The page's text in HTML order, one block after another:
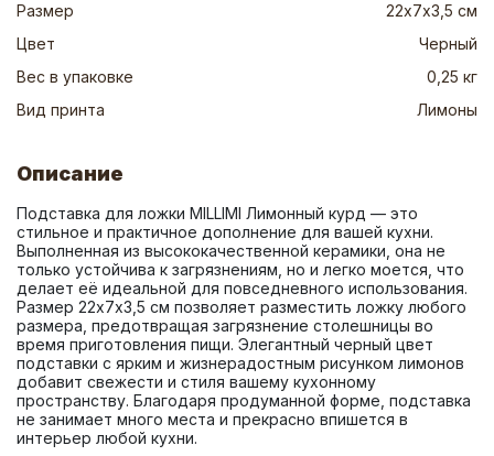
Размер
22х7х3,5 см
Цвет
Черный
Вес в упаковке
0,25 кг
Вид принта
Лимоны
Описание
Подставка для ложки MILLIMI Лимонный курд — это
стильное и практичное дополнение для вашей кухни.
Выполненная из высококачественной керамики, она не
только устойчива к загрязнениям, но и легко моется, что
делает её идеальной для повседневного использования.
Размер 22х7х3,5 см позволяет разместить ложку любого
размера, предотвращая загрязнение столешницы во
время приготовления пищи. Элегантный черный цвет
подставки с ярким и жизнерадостным рисунком лимонов
добавит свежести и стиля вашему кухонному
пространству. Благодаря продуманной форме, подставка
не занимает много места и прекрасно впишется в